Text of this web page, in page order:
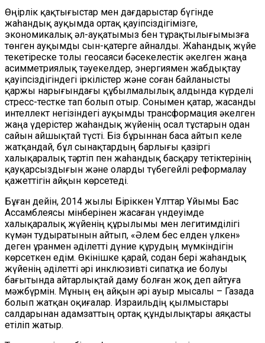
Өңірлік қақтығыстар мен дағдарыстар бүгінде
жаһандық ауқымда ортақ қауіпсіздігімізге,
экономикалық әл-ауқатымыз бен тұрақтылығымызға
төнген ауқымды сын-қатерге айналды. Жаһандық жүйе
текетіреске толы геосаяси бәсекелестік әкелген жаңа
асимметриялық тәуекелдер, энергиямен жабдықтау
қауіпсіздігіндегі іркілістер және соған байланысты
қаржы нарығындағы құбылмалылық алдында күрделі
стресс-тестке тап болып отыр. Сонымен қатар, жасанды
интеллект негізіндегі ауқымды трансформация әкелген
жаңа үдерістер жаһандық жүйенің осал тұстарын одан
сайын айшықтай түсті. Біз бұрыннан баса айтып келе
жатқандай, бұл сынақтардың барлығы қазіргі
халықаралық тәртіп пен жаһандық басқару тетіктерінің
қауқарсыздығын және оларды түбегейлі реформалау
қажеттігін айқын көрсетеді.
Бұған дейін, 2014 жылы Біріккен Ұлттар Ұйымы Бас
Ассамблеясы мінберінен жасаған үндеуімде
халықаралық жүйенің құрылымы мен легитимділігі
күмән тудыратынын айтып, «Әлем бес елден үлкен»
деген ұранмен әділетті дүние құрудың мүмкіндігін
көрсеткен едім. Өкінішке қарай, содан бері жаһандық
жүйенің әділетті әрі инклюзивті сипатқа ие болуы
бағытында айтарлықтай даму болған жоқ деп айтуға
мәжбүрмін. Мұның ең айқын әрі ауыр мысалы – Газада
болып жатқан оқиғалар. Израильдің қылмыстары
салдарынан адамзаттың ортақ құндылықтары аяқасты
етіліп жатыр.